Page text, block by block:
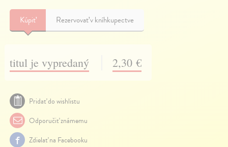
Kúpiť Rezervovať v kníhkupectve
titul je vypredaný 2,30 €
Pridať do wishlistu
Odporučiť známemu
Zdielať na Facebooku